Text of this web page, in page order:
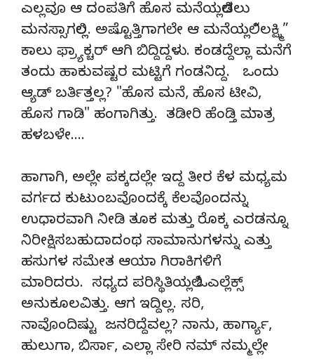
ಎಲ್ಲವೂ ಆ ದಂಪತಿಗೆ ಹೊಸ ಮನೆಯಲ್ಲಿಡಲು
ಮನಸ್ಸಾಗಲಿಲ್ಲ. ಅಷ್ಟೊತ್ತಿಗಾಗಲೇ ಆ ಮನೆಯಲ್ಲಿ “ಲಕ್ಷ್ಮಿ”
ಕಾಲು ಫ್ರ್ಯಾಕ್ಚರ್ ಆಗಿ ಬಿದ್ದಿದ್ದಳು. ಕಂಡದ್ದೆಲ್ಲಾ ಮನೆಗೆ
ತಂದು ಹಾಕುವಷ್ಟರ ಮಟ್ಟಿಗೆ ಗಂಡನಿದ್ದ. ಒಂದು
ಆ್ಯಡ್ ಬರ್ತಿತ್ತಲ್ಲ? "ಹೊಸ ಮನೆ, ಹೊಸ ಟೀವಿ,
ಹೊಸ ಗಾಡಿ" ಹಂಗಾಗಿತ್ತು. ತಡೀರಿ ಹೆಂಡ್ತಿ ಮಾತ್ರ
ಹಳಬಳೇ….
ಹಾಗಾಗಿ, ಅಲ್ಲೇ ಪಕ್ಕದಲ್ಲೇ ಇದ್ದ ತೀರ ಕೆಳ ಮಧ್ಯಮ
ವರ್ಗದ ಕುಟುಂಬವೊಂದಕ್ಕೆ ಕೆಲವೊಂದನ್ನು
ಉಧಾರವಾಗಿ ನೀಡಿ ತೂಕ ಮತ್ತು ರೊಕ್ಕ ಎರಡನ್ನೂ
ನಿರೀಕ್ಷಿಸಬಹುದಾದಂಥ ಸಾಮಾನುಗಳನ್ನು ಎತ್ತು
ಹಸುಗಳ ಸಮೇತ ಆಯಾ ಗಿರಾಕಿಗಳಿಗೆ
ಮಾರಿದರು. ಸಧ್ಯದ ಪರಿಸ್ಥಿತಿಯಲ್ಲಿ ಓಎಲ್ಲೆಕ್ಸ್
ಅನುಕೂಲವಿತ್ತು. ಆಗ ಇದ್ದಿಲ್ಲ. ಸರಿ,
ನಾವೊಂದಿಷ್ಟು ಜನರಿದ್ದೆವಲ್ಲ? ನಾನು, ಹಾರ್ಗ್ಯಾ,
ಹುಲುಗಾ, ಬಿರ್ಸಾ, ಎಲ್ಲಾ ಸೇರಿ ನಮ್ ನಮ್ಮಲ್ಲೇ